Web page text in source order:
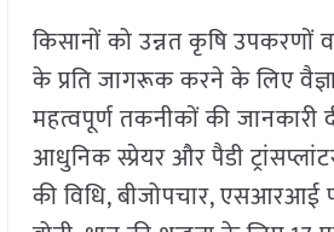
किसानों को उन्नत कृषि उपकरणों
के प्रति जागरूक करने के लिए
महत्वपूर्ण तकनीकों की जानकारी
आधुनिक स्प्रेयर और पैडी
की विधि, बीजोपचार, एसआरआई